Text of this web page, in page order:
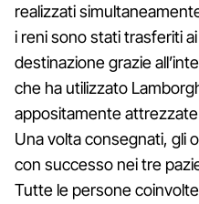
realizzati
i reni sono stati trasferiti
destinazione grazie
che ha utilizzato
appositamente
Una volta consegnati, gli
con successo nei tre
Tutte le persone